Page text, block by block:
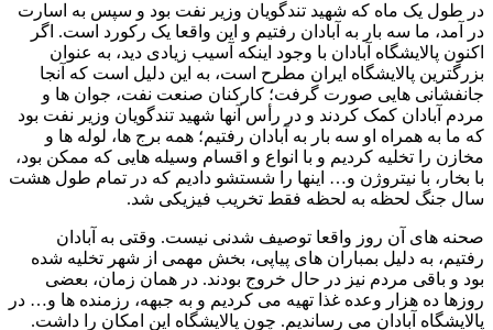
در طول یک ماه که شهید تندگویان وزیر نفت بود و سپس به اسارت
در آمد، ما سه بار به آبادان رفتیم و این واقعا یک رکورد است. اگر
اکنون پالایشگاه آبادان با وجود اینکه آسیب زیادی دید، به عنوان
بزرگترین پالایشگاه ایران مطرح است، به این دلیل است که آنجا
جانفشانی هایی صورت گرفت؛ کارکنان صنعت نفت، جوان ها و
مردم آبادان کمک کردند و در رأس آنها شهید تندگویان وزیر نفت بود
که ما به همراه او سه بار به آبادان رفتیم؛ همه برج ها، لوله ها و
مخازن را تخلیه کردیم و با انواع و اقسام وسیله هایی که ممکن بود،
با بخار، با نیتروژن و… اینها را شستشو دادیم که در تمام طول هشت
سال جنگ لحظه به لحظه فقط تخریب فیزیکی شد.
صحنه های آن روز واقعا توصیف شدنی نیست. وقتی به آبادان
رفتیم، به دلیل بمباران های پیاپی، بخش مهمی از شهر تخلیه شده
بود و باقی مردم نیز در حال خروج بودند. در همان زمان، بعضی
روزها ده هزار وعده غذا تهیه می کردیم و به جبهه، رزمنده ها و… در
پالایشگاه آبادان می رساندیم. چون پالایشگاه این امکان را داشت.